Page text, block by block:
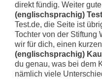
direkt fündig. Weiter gute
(englischsprachig) Test
Test.de, die Seite ist
Tochter von der Stiftung
wir für dich, einen kurzen
(englischsprachig)
du genau, was bei dem
nämlich viele